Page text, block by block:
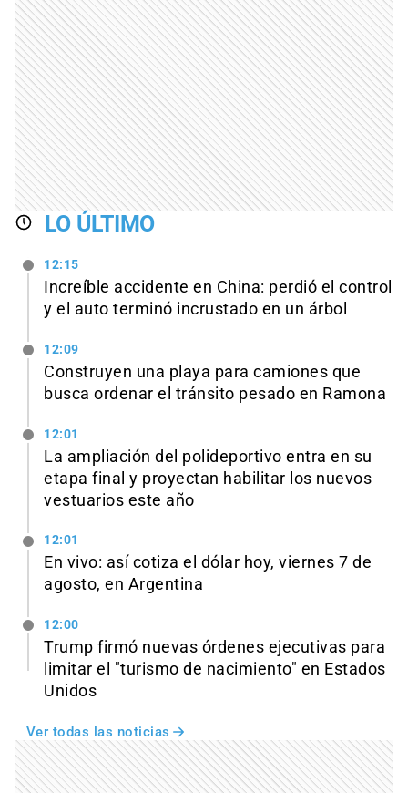
LO ÚLTIMO
12:15
Increíble accidente en China: perdió el control
y el auto terminó incrustado en un árbol
12:09
Construyen una playa para camiones que
busca ordenar el tránsito pesado en Ramona
12:01
La ampliación del polideportivo entra en su
etapa final y proyectan habilitar los nuevos
vestuarios este año
12:01
En vivo: así cotiza el dólar hoy, viernes 7 de
agosto, en Argentina
12:00
Trump firmó nuevas órdenes ejecutivas para
limitar el "turismo de nacimiento" en Estados
Unidos
Ver todas las noticias